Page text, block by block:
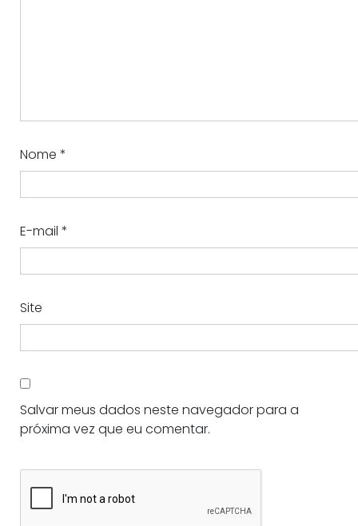
Nome *
E-mail *
Site
Salvar meus dados neste navegador para a
próxima vez que eu comentar.